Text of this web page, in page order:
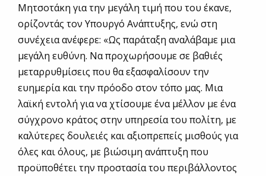
Μητσοτάκη για την μεγάλη τιμή που του έκανε,
ορίζοντάς τον Υπουργό Ανάπτυξης, ενώ στη
συνέχεια ανέφερε: «Ως παράταξη αναλάβαμε μια
μεγάλη ευθύνη. Να προχωρήσουμε σε βαθιές
μεταρρυθμίσεις που θα εξασφαλίσουν την
ευημερία και την πρόοδο στον τόπο μας. Μια
λαϊκή εντολή για να χτίσουμε ένα μέλλον με ένα
σύγχρονο κράτος στην υπηρεσία του πολίτη, με
καλύτερες δουλειές και αξιοπρεπείς μισθούς για
όλες και όλους, με βιώσιμη ανάπτυξη που
προϋποθέτει την προστασία του περιβάλλοντος